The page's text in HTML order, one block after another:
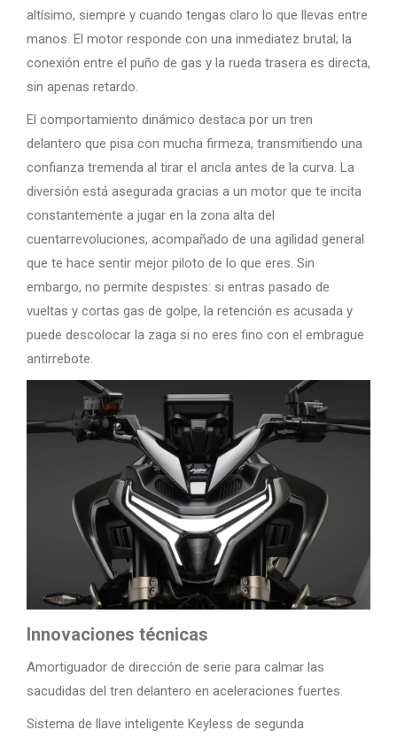
altísimo, siempre y cuando tengas claro lo que llevas entre
manos. El motor responde con una inmediatez brutal; la
conexión entre el puño de gas y la rueda trasera es directa,
sin apenas retardo.
El comportamiento dinámico destaca por un tren
delantero que pisa con mucha firmeza, transmitiendo una
confianza tremenda al tirar el ancla antes de la curva. La
diversión está asegurada gracias a un motor que te incita
constantemente a jugar en la zona alta del
cuentarrevoluciones, acompañado de una agilidad general
que te hace sentir mejor piloto de lo que eres. Sin
embargo, no permite despistes: si entras pasado de
vueltas y cortas gas de golpe, la retención es acusada y
puede descolocar la zaga si no eres fino con el embrague
antirrebote.
Innovaciones técnicas
Amortiguador de dirección de serie para calmar las
sacudidas del tren delantero en aceleraciones fuertes.
Sistema de llave inteligente Keyless de segunda